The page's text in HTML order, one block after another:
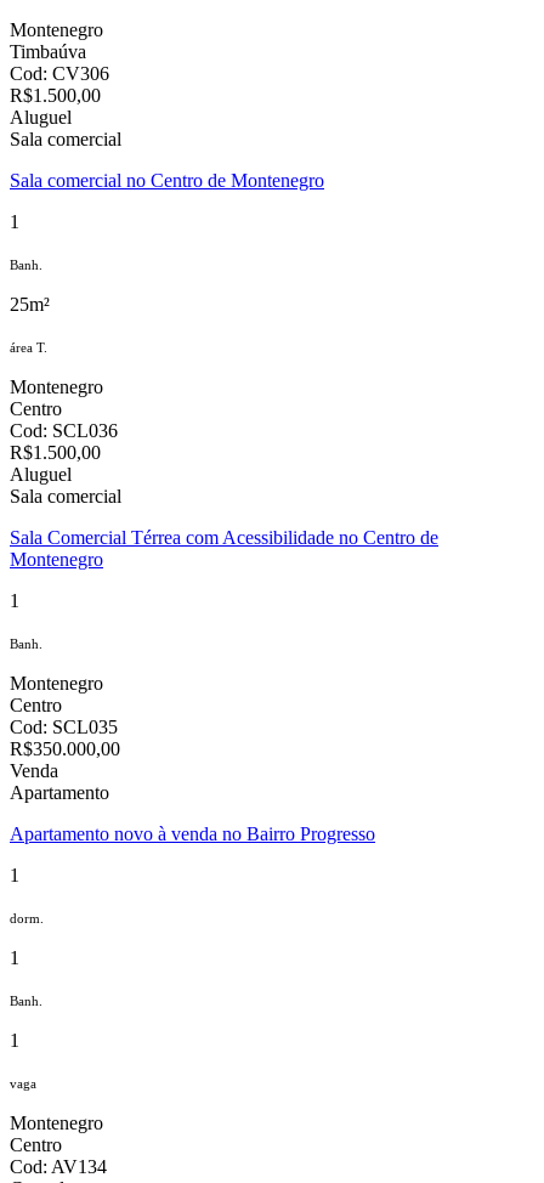
Montenegro
Timbaúva
Cod: CV306
R$1.500,00
Aluguel
Sala comercial
Sala comercial no Centro de Montenegro
1
Banh.
25m²
área T.
Montenegro
Centro
Cod: SCL036
R$1.500,00
Aluguel
Sala comercial
Sala Comercial Térrea com Acessibilidade no Centro de
Montenegro
1
Banh.
Montenegro
Centro
Cod: SCL035
R$350.000,00
Venda
Apartamento
Apartamento novo à venda no Bairro Progresso
1
dorm.
1
Banh.
1
vaga
Montenegro
Centro
Cod: AV134